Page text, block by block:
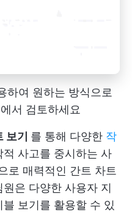
하여 원하는 방식으로
서 검토하세요
보기 를 통해 다양한 작
적 사고를 중시하는 사
로 매력적인 간트 차트
은 다양한 사용자 지
보기를 활용할 수 있